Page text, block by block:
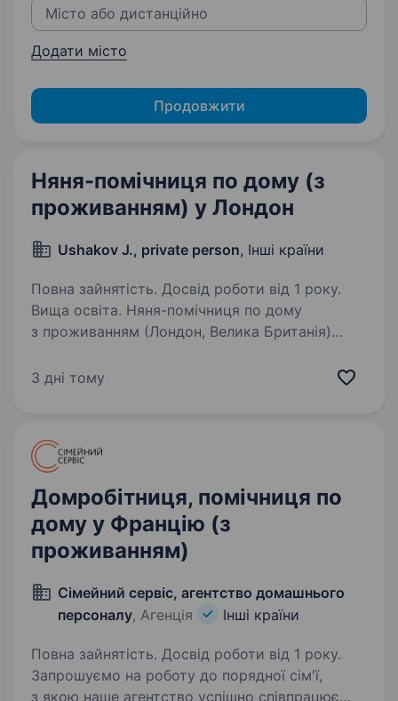
Додати місто
Продовжити
Няня-помічниця по дому (з
проживанням) у Лондон
Ushakov J., private person, Інші країни
Повна зайнятість. Досвід роботи від 1 року.
Вища освіта. Няня-помічниця по дому
з проживанням (Лондон, Велика Британія)
яка живе в центрі Лондона. Оформлюємо
3 дні тому
Домробітниця, помічниця по
дому у Францію (з
проживанням)
Сімейний сервіс, агентство домашнього
персоналу, Агенція Інші країни
Повна зайнятість. Досвід роботи від 1 року.
Запрошуємо на роботу до порядної сім'ї,
з якою наше агентство успішно співпрацює